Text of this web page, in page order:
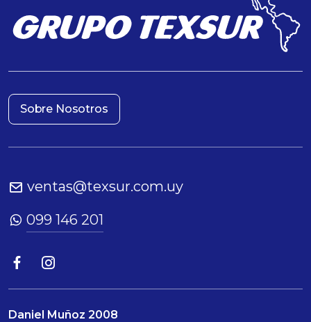
Sobre Nosotros
ventas@texsur.com.uy
099 146 201
Daniel Muñoz 2008